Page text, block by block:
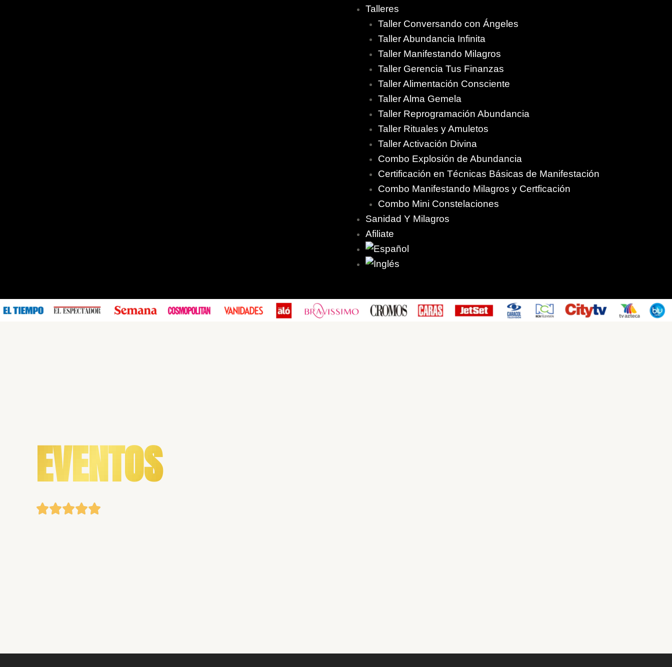
Talleres
Taller Conversando con Ángeles
Taller Abundancia Infinita
Taller Manifestando Milagros
Taller Gerencia Tus Finanzas
Taller Alimentación Consciente
Taller Alma Gemela
Taller Reprogramación Abundancia
Taller Rituales y Amuletos
Taller Activación Divina
Combo Explosión de Abundancia
Certificación en Técnicas Básicas de Manifestación
Combo Manifestando Milagros y Certficación
Combo Mini Constelaciones
Sanidad Y Milagros
Afiliate
EVENTOS
